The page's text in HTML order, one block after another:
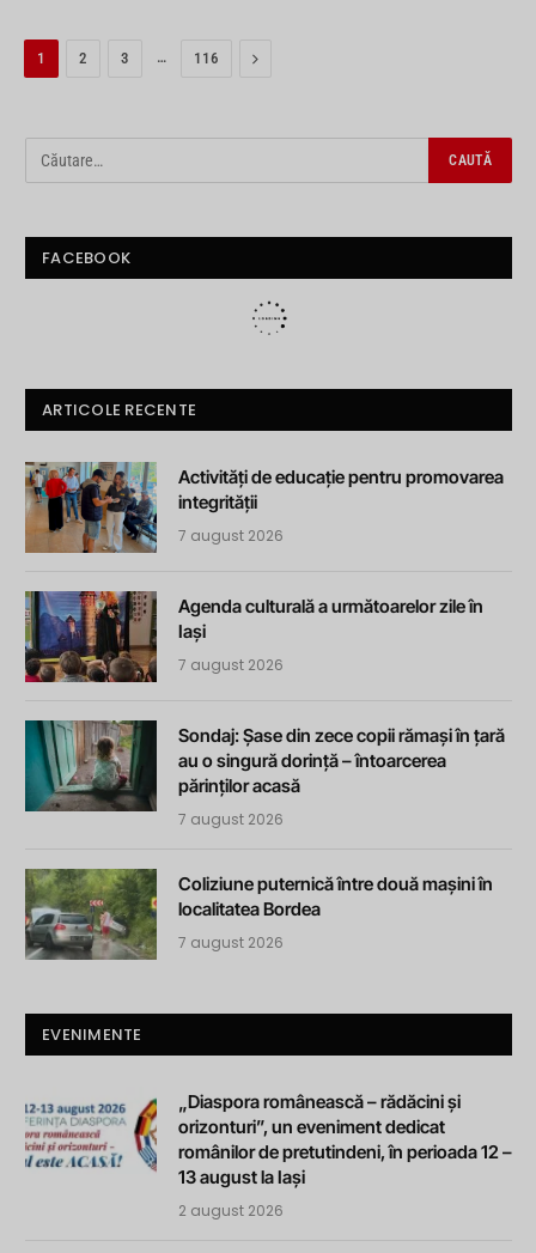
1 2 3 … 116 Next
FACEBOOK
ARTICOLE RECENTE
Activități de educație pentru promovarea
integrității
7 august 2026
Agenda culturală a următoarelor zile în
Iași
7 august 2026
Sondaj: Șase din zece copii rămași în țară
au o singură dorință – întoarcerea
părinților acasă
7 august 2026
Coliziune puternică între două mașini în
localitatea Bordea
7 august 2026
EVENIMENTE
„Diaspora românească – rădăcini și
orizonturi”, un eveniment dedicat
românilor de pretutindeni, în perioada 12 –
13 august la Iași
2 august 2026